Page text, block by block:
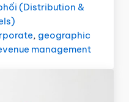
(Distribution &
, geographic
management